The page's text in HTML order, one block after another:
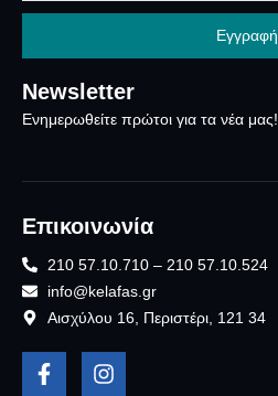
Newsletter
Ενημερωθείτε πρώτοι για τα νέα μας!
Εγγραφή
Επικοινωνία
210 57.10.710 – 210 57.10.524
info@kelafas.gr
Αισχύλου 16, Περιστέρι, 121 34